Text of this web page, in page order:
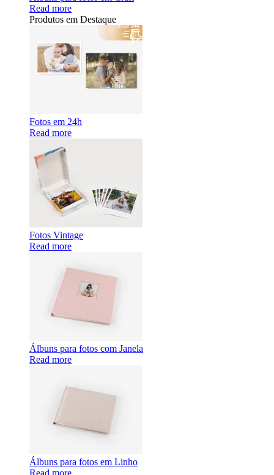
Read more
Produtos em Destaque
Fotos em 24h
Read more
Fotos Vintage
Read more
Álbuns para fotos com Janela
Read more
Álbuns para fotos em Linho
Read more